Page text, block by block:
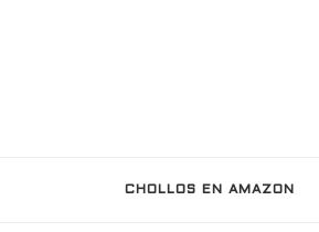
CHOLLOS EN AMAZON